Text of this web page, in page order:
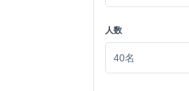
人数